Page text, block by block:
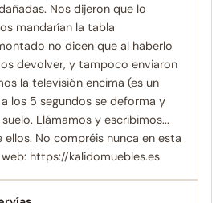
Nos dijeron que lo
mandarían la tabla
no dicen que al haberlo
devolver, y tampoco enviaron
la televisión encima (es un
los 5 segundos se deforma y
Llámamos y escribimos...
ellos. No compréis nunca en esta
https://kalidomuebles.es